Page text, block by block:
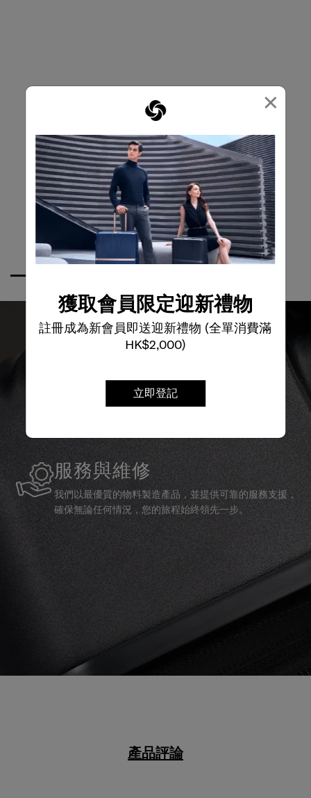
×
獲取會員限定迎新禮物
註冊成為新會員即送迎新禮物 (全單消費滿
HK$2,000)
立即登記
服務與維修
我們以最優質的物料製造產品，並提供可靠的服務支援，
確保無論任何情況，您的旅程始終領先一步。